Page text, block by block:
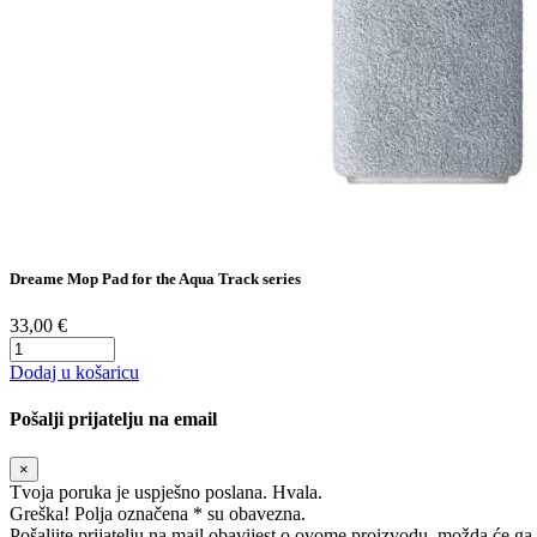
Dreame Mop Pad for the Aqua Track series
33,00 €
Dodaj u košaricu
Pošalji prijatelju na email
×
Tvoja poruka je uspješno poslana. Hvala.
Greška! Polja označena * su obavezna.